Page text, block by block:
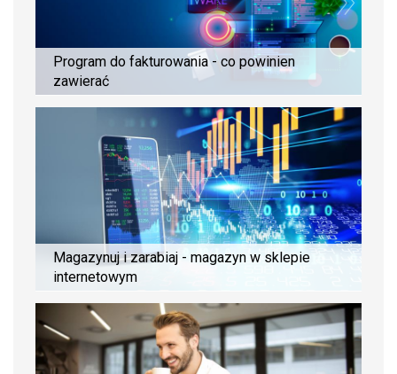
Program do fakturowania - co powinien
zawierać
Magazynuj i zarabiaj - magazyn w sklepie
internetowym